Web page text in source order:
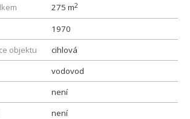
275 m2
1970
objektu
cihlová
vodovod
není
není